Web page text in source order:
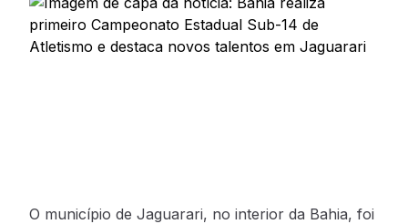
O município de Jaguarari, no interior da Bahia, foi